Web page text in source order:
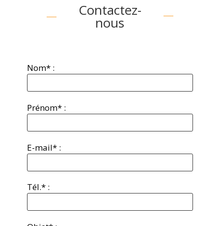
Contactez-
nous
Nom* :
Prénom* :
E-mail* :
Tél.* :